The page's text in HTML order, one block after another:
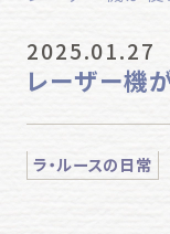
2025.01.27
レーザー機
ラ・ルースの日常